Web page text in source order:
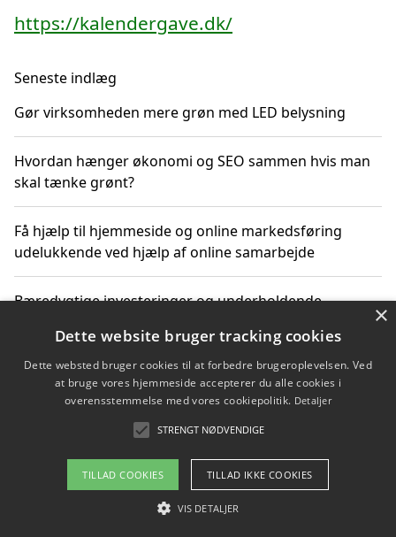
https://kalendergave.dk/
Seneste indlæg
Gør virksomheden mere grøn med LED belysning
Hvordan hænger økonomi og SEO sammen hvis man
skal tænke grønt?
Få hjælp til hjemmeside og online markedsføring
udelukkende ved hjælp af online samarbejde
Bæredygtige investeringer og underholdende
Sådan kan online møder for virksomheder fremme
grønne investeringer
Copyright 2026 - Pilanto Aps
Om / kontakt
×
Dette website bruger tracking cookies
Dette websted bruger cookies til at forbedre brugeroplevelsen. Ved
at bruge vores hjemmeside accepterer du alle cookies i
overensstemmelse med vores cookiepolitik. Detaljer
STRENGT NØDVENDIGE
TILLAD COOKIES TILLAD IKKE COOKIES
VIS DETALJER